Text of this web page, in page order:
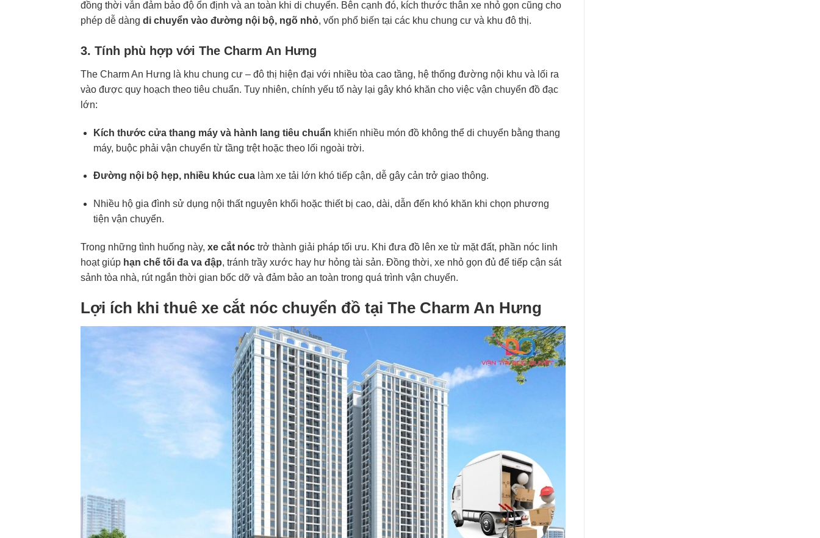
đồng thời vẫn đảm bảo độ ổn định và an toàn khi di chuyển. Bên cạnh đó, kích thước thân xe nhỏ gọn cũng cho
phép dễ dàng di chuyển vào đường nội bộ, ngõ nhỏ, vốn phổ biến tại các khu chung cư và khu đô thị.
3. Tính phù hợp với The Charm An Hưng
The Charm An Hưng là khu chung cư – đô thị hiện đại với nhiều tòa cao tầng, hệ thống đường nội khu và lối ra
vào được quy hoạch theo tiêu chuẩn. Tuy nhiên, chính yếu tố này lại gây khó khăn cho việc vận chuyển đồ đạc
lớn:
Kích thước cửa thang máy và hành lang tiêu chuẩn khiến nhiều món đồ không thể di chuyển bằng thang
máy, buộc phải vận chuyển từ tầng trệt hoặc theo lối ngoài trời.
Đường nội bộ hẹp, nhiều khúc cualàm xe tải lớn khó tiếp cận, dễ gây cản trở giao thông.
Nhiều hộ gia đình sử dụng nội thất nguyên khối hoặc thiết bị cao, dài, dẫn đến khó khăn khi chọn phương
tiện vận chuyển.
Trong những tình huống này, xe cắt nóc trở thành giải pháp tối ưu. Khi đưa đồ lên xe từ mặt đất, phần nóc linh
hoạt giúp hạn chế tối đa va đập, tránh trầy xước hay hư hỏng tài sản. Đồng thời, xe nhỏ gọn đủ để tiếp cận sát
sảnh tòa nhà, rút ngắn thời gian bốc dỡ và đảm bảo an toàn trong quá trình vận chuyển.
Lợi ích khi thuê xe cắt nóc chuyển đồ tại The Charm An Hưng